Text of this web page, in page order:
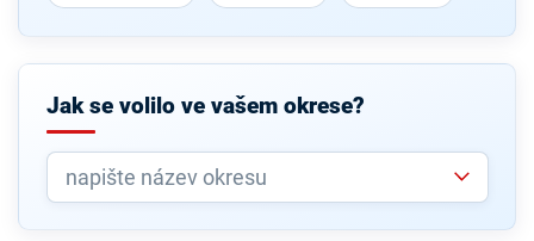
Jak se volilo ve vašem okrese?